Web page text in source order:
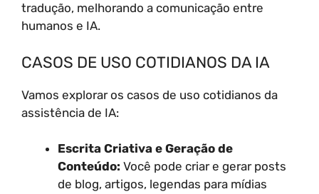
tradução, melhorando a comunicação entre
humanos e IA.
CASOS DE USO COTIDIANOS DA IA
Vamos explorar os casos de uso cotidianos da
assistência de IA:
Escrita Criativa e Geração de
Conteúdo: Você pode criar e gerar posts
de blog, artigos, legendas para mídias